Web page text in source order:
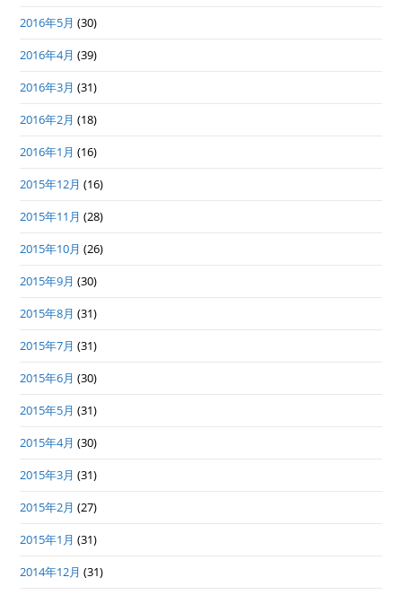
2016年5月 (30)
2016年4月 (39)
2016年3月 (31)
2016年2月 (18)
2016年1月 (16)
2015年12月 (16)
2015年11月 (28)
2015年10月 (26)
2015年9月 (30)
2015年8月 (31)
2015年7月 (31)
2015年6月 (30)
2015年5月 (31)
2015年4月 (30)
2015年3月 (31)
2015年2月 (27)
2015年1月 (31)
2014年12月 (31)